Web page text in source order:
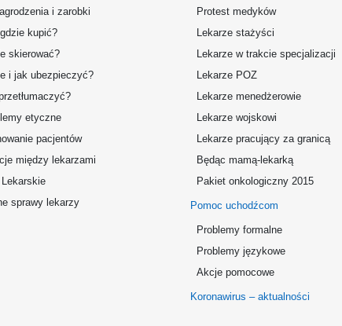
i zarobki
kupić?
skierować?
i jak ubezpieczyć?
etyczne
pacjentów
między lekarzami
Lekarskie
sprawy lekarzy
Protest medyków
Lekarze stażyści
Lekarze w trakcie specjalizacji
Lekarze POZ
Lekarze menedżerowie
Lekarze wojskowi
Lekarze pracujący za granicą
Będąc mamą-lekarką
Pakiet onkologiczny 2015
Pomoc uchodźcom
Problemy formalne
Problemy językowe
Akcje pomocowe
Koronawirus – aktualności